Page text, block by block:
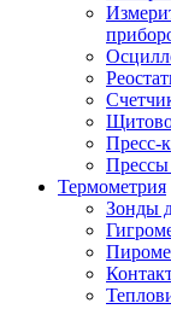
Пресс-
Прессы
Термометрия
Зонды